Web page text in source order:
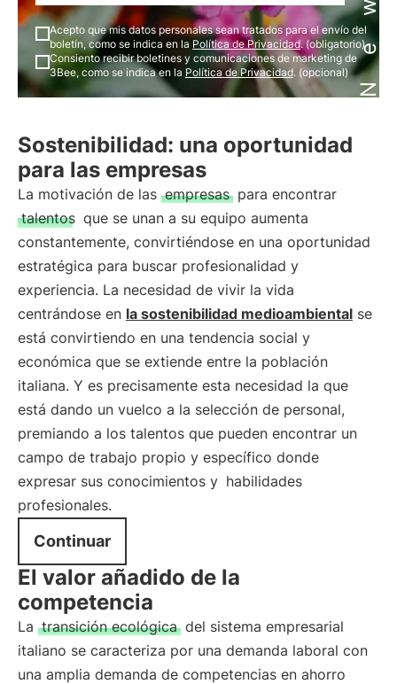
Acepto que mis datos personales sean tratados para el envío del
boletín, como se indica en la Política de Privacidad. (obligatorio)
Consiento recibir boletines y comunicaciones de marketing de
3Bee, como se indica en la Política de Privacidad. (opcional)
Sostenibilidad: una oportunidad
para las empresas
La motivación de las empresas para encontrar
talentos que se unan a su equipo aumenta
constantemente, convirtiéndose en una oportunidad
estratégica para buscar profesionalidad y
experiencia. La necesidad de vivir la vida
centrándose en la sostenibilidad medioambiental se
está convirtiendo en una tendencia social y
económica que se extiende entre la población
italiana. Y es precisamente esta necesidad la que
está dando un vuelco a la selección de personal,
premiando a los talentos que pueden encontrar un
campo de trabajo propio y específico donde
expresar sus conocimientos y habilidades
profesionales.
Continuar
El valor añadido de la
competencia
La transición ecológica del sistema empresarial
italiano se caracteriza por una demanda laboral con
una amplia demanda de competencias en ahorro